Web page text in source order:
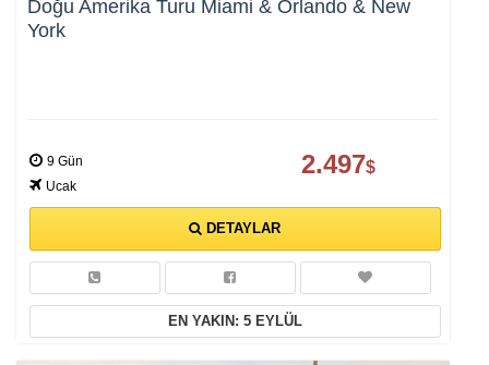
Doğu Amerika Turu Miami & Orlando & New
York
9 Gün
Ucak
2.497$
DETAYLAR
EN YAKIN: 5 EYLÜL